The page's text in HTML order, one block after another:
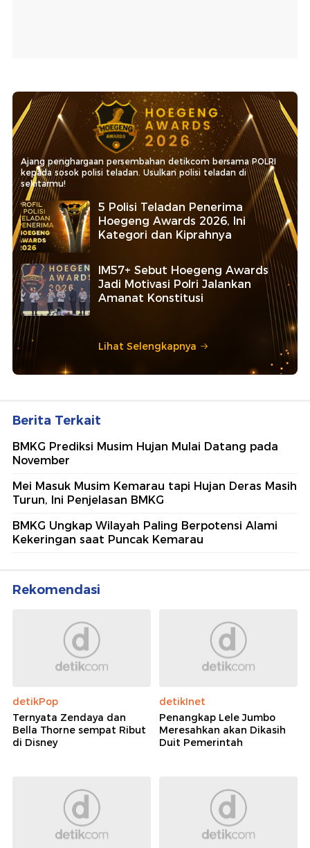
Ajang penghargaan persembahan detikcom bersama POLRI
kepada sosok polisi teladan. Usulkan polisi teladan di
sekitarmu!
5 Polisi Teladan Penerima
Hoegeng Awards 2026, Ini
Kategori dan Kiprahnya
IM57+ Sebut Hoegeng Awards
Jadi Motivasi Polri Jalankan
Amanat Konstitusi
Lihat Selengkapnya
Berita Terkait
BMKG Prediksi Musim Hujan Mulai Datang pada
November
Mei Masuk Musim Kemarau tapi Hujan Deras Masih
Turun, Ini Penjelasan BMKG
BMKG Ungkap Wilayah Paling Berpotensi Alami
Kekeringan saat Puncak Kemarau
Rekomendasi
detikPop
Ternyata Zendaya dan
Bella Thorne sempat Ribut
di Disney
detikInet
Penangkap Lele Jumbo
Meresahkan akan Dikasih
Duit Pemerintah